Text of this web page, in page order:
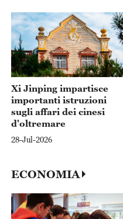
Xi Jinping impartisce
importanti istruzioni
sugli affari dei cinesi
d'oltremare
28-Jul-2026
ECONOMIA